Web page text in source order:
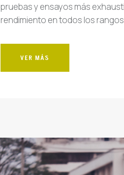
pruebas y ensayos más
rendimiento en todos los
VER MÁS